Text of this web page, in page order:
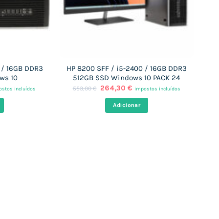
16GB DDR3
10
incluídos
HP 8200 SFF / i5-2400 / 16GB DDR3
512GB SSD Windows 10 PACK 24
553,00€
O
original
era:
264,30€ O
preço
atual
é:
impostos incluídos
Adicionar